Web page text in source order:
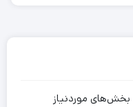
بخش‌های موردنیاز